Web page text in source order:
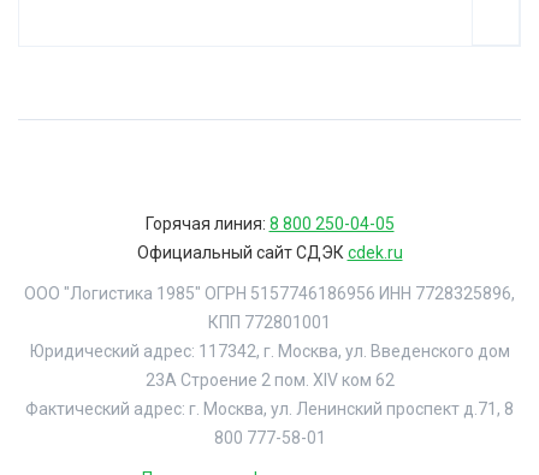
Горячая линия: 8 800 250-04-05
Официальный сайт СДЭК cdek.ru
ООО "Логистика 1985" ОГРН 5157746186956 ИНН 7728325896,
КПП 772801001
Юридический адрес: 117342, г. Москва, ул. Введенского дом
23А Строение 2 пом. XIV ком 62
Фактический адрес: г. Москва, ул. Ленинский проспект д.71, 8
800 777-58-01